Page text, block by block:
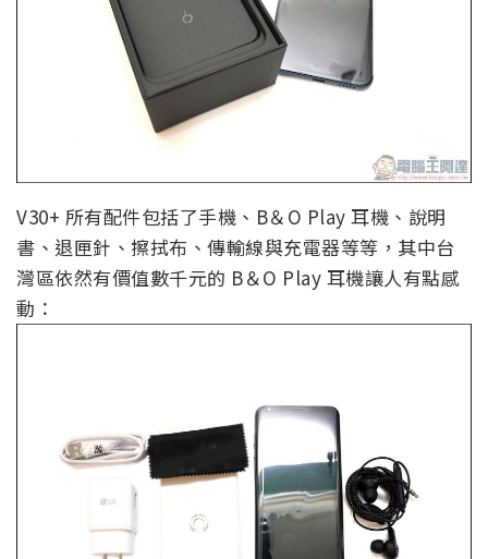
V30+ 所有配件包括了手機、B＆O Play 耳機、說明
書、退匣針、擦拭布、傳輸線與充電器等等，其中台
灣區依然有價值數千元的 B＆O Play 耳機讓人有點感
動：